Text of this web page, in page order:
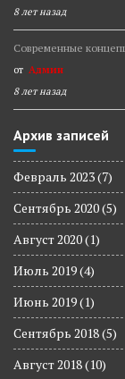
8 лет назад
Современные
от Админ
8 лет назад
Архив записей
Февраль 2023(7)
Сентябрь 2020(5)
Август 2020(1)
Июль 2019(4)
Июнь 2019(1)
Сентябрь 2018(5)
Август 2018(10)